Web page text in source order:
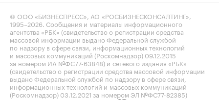
© ООО «БИЗНЕСПРЕСС», АО «РОСБИЗНЕСКОНСАЛТИНГ»,
1995–2026. Сообщения и материалы информационного
агентства «РБК» (свидетельство о регистрации средства
массовой информации выдано Федеральной службой
по надзору в сфере связи, информационных технологий
и массовых коммуникаций (Роскомнадзор) 09.12.2015
за номером ИА №ФС77-63848) и сетевого издания «РБК»
(свидетельство о регистрации средства массовой информации
выдано Федеральной службой по надзору в сфере связи,
информационных технологий и массовых коммуникаций
(Роскомнадзор) 03.12.2021 за номером ЭЛ №ФС77-82385)